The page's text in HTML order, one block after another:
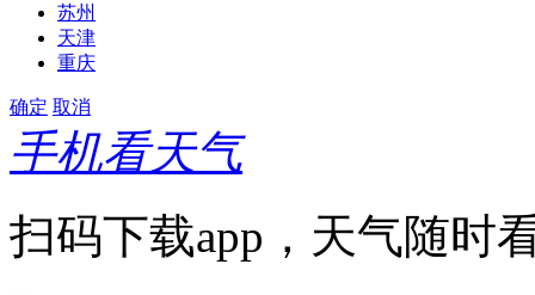
苏州
天津
重庆
确定 取消
手机看天气
扫码下载app，天气随时